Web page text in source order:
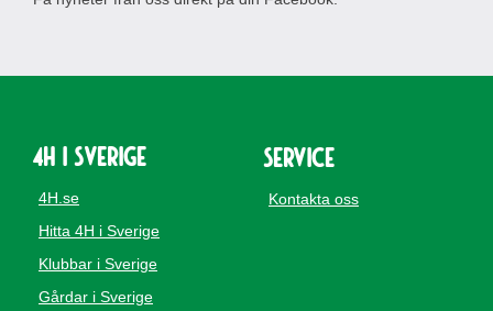
4H i Sverige
4H.se
Hitta 4H i Sverige
Klubbar i Sverige
Gårdar i Sverige
Service
Kontakta oss